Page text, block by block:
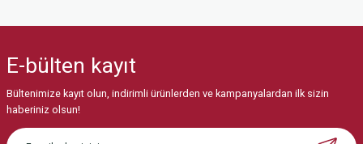
Görüş ve önerileriniz için teşekkür ederiz.
Ürün resmi kalitesiz, bozuk veya görüntülenemiyor.
Ürün açıklamasında eksik bilgiler bulunuyor.
E-bülten kayıt
Bültenimize kayıt olun, indirimli ürünlerden ve kampanyalardan ilk sizin
haberiniz olsun!